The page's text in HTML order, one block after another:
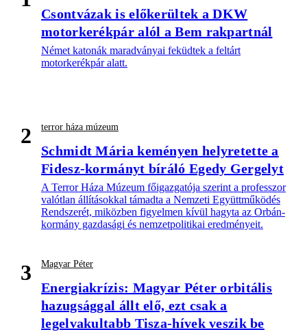
Csontvázak is előkerültek a DKW
motorkerékpár alól a Bem rakpartnál
Német katonák maradványai feküdtek a feltárt
motorkerékpár alatt.
2 terror háza múzeum
Schmidt Mária keményen helyretette a
Fidesz-kormányt bíráló Egedy Gergelyt
A Terror Háza Múzeum főigazgatója szerint a professzor
valótlan állításokkal támadta a Nemzeti Együttműködés
Rendszerét, miközben figyelmen kívül hagyta az Orbán-
kormány gazdasági és nemzetpolitikai eredményeit.
3 Magyar Péter
Energiakrízis: Magyar Péter orbitális
hazugsággal állt elő, ezt csak a
legelvakultabb Tisza-hívek veszik be